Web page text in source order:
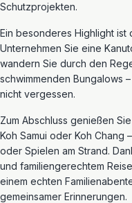
Schutzprojekten.
Ein besonderes Highlight ist
Unternehmen Sie eine
wandern Sie durch den
schwimmenden Bungalows
nicht vergessen.
Zum Abschluss genießen
Koh Samui oder Koh Chang
oder Spielen am Strand.
und familiengerechtem
einem echten
gemeinsamer Erinnerungen.